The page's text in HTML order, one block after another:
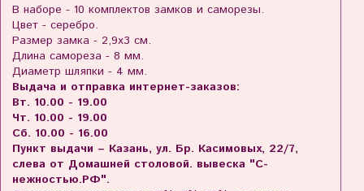
В наборе - 10 комплектов замков и саморезы.
Цвет - серебро.
Размер замка - 2,9х3 см.
Длина самореза - 8 мм.
Диаметр шляпки - 4 мм.
Выдача и отправка интернет-заказов:
Вт. 10.00 - 19.00
Чт. 10.00 - 19.00
Сб. 10.00 - 16.00
Пункт выдачи – Казань, ул. Бр. Касимовых, 22/7,
слева от Домашней столовой. вывеска "С-
нежностью.РФ".